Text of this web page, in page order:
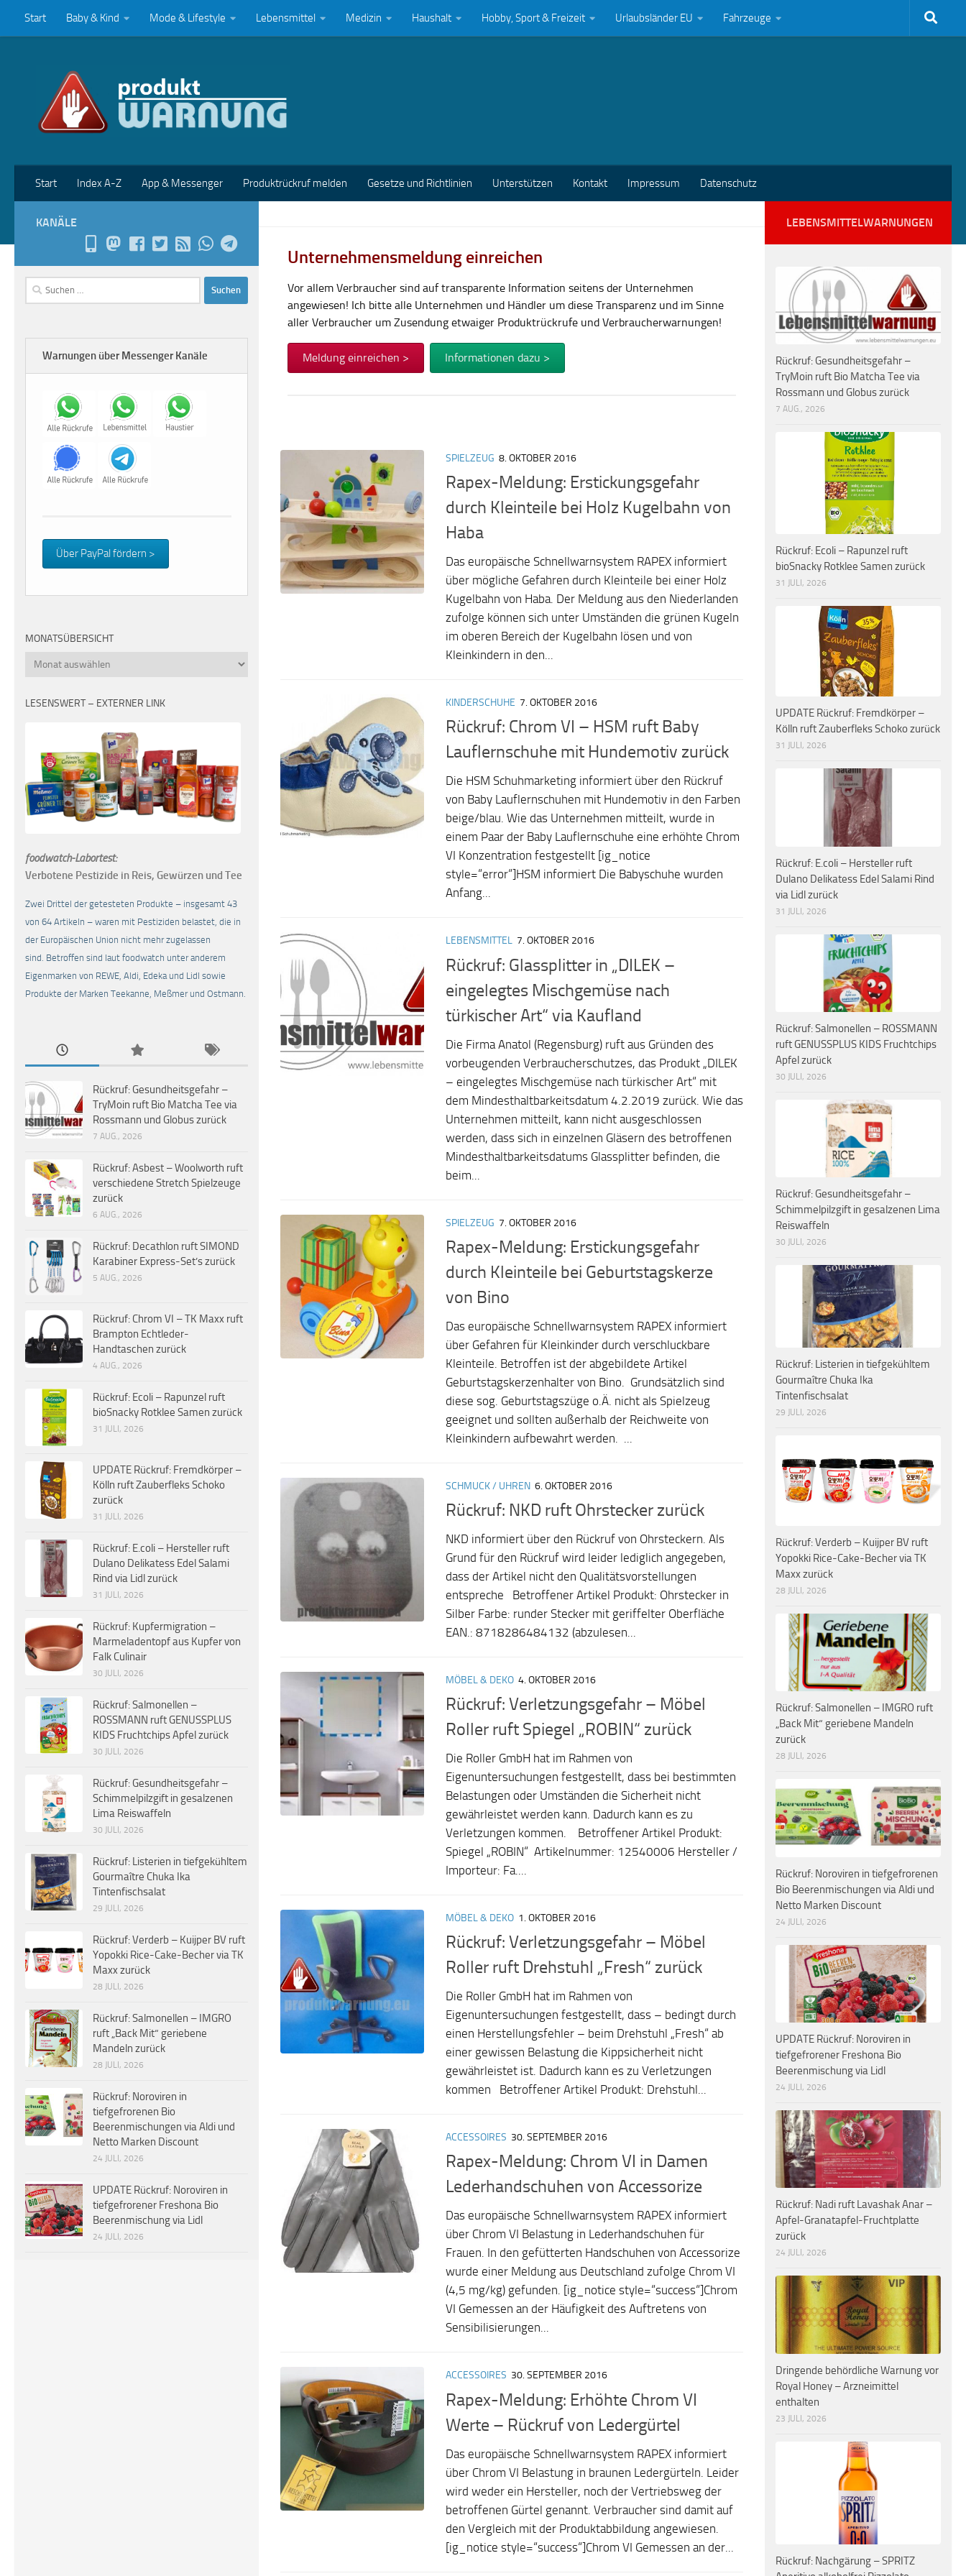
Zum Inhalt springen
Start Baby & Kind Mode & Lifestyle Lebensmittel Medizin Haushalt Hobby, Sport & Freizeit Urlaubsländer EU Fahrzeuge
Start Index A-Z App & Messenger Produktrückruf melden Gesetze und Richtlinien Unterstützen Kontakt Impressum Datenschutz
Unternehmensmeldung einreichen
Vor allem Verbraucher sind auf transparente Information seitens der Unternehmen
angewiesen! Ich bitte alle Unternehmen und Händler um diese Transparenz und im Sinne
aller Verbraucher um Zusendung etwaiger Produktrückrufe und Verbraucherwarnungen!
Meldung einreichen > Informationen dazu >
SPIELZEUG 8. OKTOBER 2016
Rapex-Meldung: Erstickungsgefahr
durch Kleinteile bei Holz Kugelbahn von
Haba
Das europäische Schnellwarnsystem RAPEX informiert
über mögliche Gefahren durch Kleinteile bei einer Holz
Kugelbahn von Haba. Der Meldung aus den Niederlanden
zufolge können sich unter Umständen die grünen Kugeln
im oberen Bereich der Kugelbahn lösen und von
Kleinkindern in den...
KINDERSCHUHE 7. OKTOBER 2016
Rückruf: Chrom VI – HSM ruft Baby
Lauflernschuhe mit Hundemotiv zurück
Die HSM Schuhmarketing informiert über den Rückruf
von Baby Lauflernschuhen mit Hundemotiv in den Farben
beige/blau. Wie das Unternehmen mitteilt, wurde in
einem Paar der Baby Lauflernschuhe eine erhöhte Chrom
VI Konzentration festgestellt [ig_notice
style=“error“]HSM informiert Die Babyschuhe wurden
Anfang...
LEBENSMITTEL 7. OKTOBER 2016
Rückruf: Glassplitter in „DILEK –
eingelegtes Mischgemüse nach
türkischer Art“ via Kaufland
Die Firma Anatol (Regensburg) ruft aus Gründen des
vorbeugenden Verbraucherschutzes, das Produkt „DILEK
– eingelegtes Mischgemüse nach türkischer Art“ mit
dem Mindesthaltbarkeitsdatum 4.2.2019 zurück. Wie das
Unternehmen mitteilt, kann nicht ausgeschlossen
werden, dass sich in einzelnen Gläsern des betroffenen
Mindesthaltbarkeitsdatums Glassplitter befinden, die
beim...
SPIELZEUG 7. OKTOBER 2016
Rapex-Meldung: Erstickungsgefahr
durch Kleinteile bei Geburtstagskerze
von Bino
Das europäische Schnellwarnsystem RAPEX informiert
über Gefahren für Kleinkinder durch verschluckbare
Kleinteile. Betroffen ist der abgebildete Artikel
Geburtstagskerzenhalter von Bino. Grundsätzlich sind
diese sog. Geburtstagszüge o.Ä. nicht als Spielzeug
geeignet und sollten außerhalb der Reichweite von
Kleinkindern aufbewahrt werden. ...
SCHMUCK / UHREN 6. OKTOBER 2016
Rückruf: NKD ruft Ohrstecker zurück
NKD informiert über den Rückruf von Ohrsteckern. Als
Grund für den Rückruf wird leider lediglich angegeben,
dass der Artikel nicht den Qualitätsvorstellungen
entspreche Betroffener Artikel Produkt: Ohrstecker in
Silber Farbe: runder Stecker mit geriffelter Oberfläche
EAN.: 8718286484132 (abzulesen...
MÖBEL & DEKO 4. OKTOBER 2016
Rückruf: Verletzungsgefahr – Möbel
Roller ruft Spiegel „ROBIN“ zurück
Die Roller GmbH hat im Rahmen von
Eigenuntersuchungen festgestellt, dass bei bestimmten
Belastungen oder Umständen die Sicherheit nicht
gewährleistet werden kann. Dadurch kann es zu
Verletzungen kommen. Betroffener Artikel Produkt:
Spiegel „ROBIN“ Artikelnummer: 12540006 Hersteller /
Importeur: Fa....
MÖBEL & DEKO 1. OKTOBER 2016
Rückruf: Verletzungsgefahr – Möbel
Roller ruft Drehstuhl „Fresh“ zurück
Die Roller GmbH hat im Rahmen von
Eigenuntersuchungen festgestellt, dass – bedingt durch
einen Herstellungsfehler – beim Drehstuhl „Fresh“ ab
einer gewissen Belastung die Kippsicherheit nicht
gewährleistet ist. Dadurch kann es zu Verletzungen
kommen Betroffener Artikel Produkt: Drehstuhl...
ACCESSOIRES 30. SEPTEMBER 2016
Rapex-Meldung: Chrom VI in Damen
Lederhandschuhen von Accessorize
Das europäische Schnellwarnsystem RAPEX informiert
über Chrom VI Belastung in Lederhandschuhen für
Frauen. In den gefütterten Handschuhen von Accessorize
wurde einer Meldung aus Deutschland zufolge Chrom VI
(4,5 mg/kg) gefunden. [ig_notice style=“success“]Chrom
VI Gemessen an der Häufigkeit des Auftretens von
Sensibilisierungen...
ACCESSOIRES 30. SEPTEMBER 2016
Rapex-Meldung: Erhöhte Chrom VI
Werte – Rückruf von Ledergürtel
Das europäische Schnellwarnsystem RAPEX informiert
über Chrom VI Belastung in braunen Ledergürteln. Leider
wird weder ein Hersteller, noch der Vertriebsweg der
betroffenen Gürtel genannt. Verbraucher sind damit auf
den Vergleich mit der Produktabbildung angewiesen.
[ig_notice style=“success“]Chrom VI Gemessen an der...
KANÄLE
Suchen
nach:
Warnungen über Messenger Kanäle
Über PayPal fördern >
MONATSÜBERSICHT
Monatsübersicht
LESENSWERT – EXTERNER LINK
foodwatch-Labortest:
Verbotene Pestizide in Reis, Gewürzen und Tee
Zwei Drittel der getesteten Produkte – insgesamt 43
von 64 Artikeln – waren mit Pestiziden belastet, die in
der Europäischen Union nicht mehr zugelassen
sind. Betroffen sind laut foodwatch unter anderem
Eigenmarken von REWE, Aldi, Edeka und Lidl sowie
Produkte der Marken Teekanne, Meßmer und Ostmann.
Rückruf: Gesundheitsgefahr –
TryMoin ruft Bio Matcha Tee via
Rossmann und Globus zurück
7 AUG., 2026
Rückruf: Asbest – Woolworth ruft
verschiedene Stretch Spielzeuge
zurück
6 AUG., 2026
Rückruf: Decathlon ruft SIMOND
Karabiner Express-Set’s zurück
5 AUG., 2026
Rückruf: Chrom VI – TK Maxx ruft
Brampton Echtleder-
Handtaschen zurück
4 AUG., 2026
Rückruf: Ecoli – Rapunzel ruft
bioSnacky Rotklee Samen zurück
31 JULI, 2026
UPDATE Rückruf: Fremdkörper –
Kölln ruft Zauberfleks Schoko
zurück
31 JULI, 2026
Rückruf: E.coli – Hersteller ruft
Dulano Delikatess Edel Salami
Rind via Lidl zurück
31 JULI, 2026
Rückruf: Kupfermigration –
Marmeladentopf aus Kupfer von
Falk Culinair
30 JULI, 2026
Rückruf: Salmonellen –
ROSSMANN ruft GENUSSPLUS
KIDS Fruchtchips Apfel zurück
30 JULI, 2026
Rückruf: Gesundheitsgefahr –
Schimmelpilzgift in gesalzenen
Lima Reiswaffeln
30 JULI, 2026
Rückruf: Listerien in tiefgekühltem
Gourmaître Chuka Ika
Tintenfischsalat
29 JULI, 2026
Rückruf: Verderb – Kuijper BV ruft
Yopokki Rice-Cake-Becher via TK
Maxx zurück
28 JULI, 2026
Rückruf: Salmonellen – IMGRO
ruft „Back Mit“ geriebene
Mandeln zurück
28 JULI, 2026
Rückruf: Noroviren in
tiefgefrorenen Bio
Beerenmischungen via Aldi und
Netto Marken Discount
24 JULI, 2026
UPDATE Rückruf: Noroviren in
tiefgefrorener Freshona Bio
Beerenmischung via Lidl
24 JULI, 2026
LEBENSMITTELWARNUNGEN
Rückruf: Gesundheitsgefahr –
TryMoin ruft Bio Matcha Tee via
Rossmann und Globus zurück
7 AUG., 2026
Rückruf: Ecoli – Rapunzel ruft
bioSnacky Rotklee Samen zurück
31 JULI, 2026
UPDATE Rückruf: Fremdkörper –
Kölln ruft Zauberfleks Schoko zurück
31 JULI, 2026
Rückruf: E.coli – Hersteller ruft
Dulano Delikatess Edel Salami Rind
via Lidl zurück
31 JULI, 2026
Rückruf: Salmonellen – ROSSMANN
ruft GENUSSPLUS KIDS Fruchtchips
Apfel zurück
30 JULI, 2026
Rückruf: Gesundheitsgefahr –
Schimmelpilzgift in gesalzenen Lima
Reiswaffeln
30 JULI, 2026
Rückruf: Listerien in tiefgekühltem
Gourmaître Chuka Ika
Tintenfischsalat
29 JULI, 2026
Rückruf: Verderb – Kuijper BV ruft
Yopokki Rice-Cake-Becher via TK
Maxx zurück
28 JULI, 2026
Rückruf: Salmonellen – IMGRO ruft
„Back Mit“ geriebene Mandeln
zurück
28 JULI, 2026
Rückruf: Noroviren in tiefgefrorenen
Bio Beerenmischungen via Aldi und
Netto Marken Discount
24 JULI, 2026
UPDATE Rückruf: Noroviren in
tiefgefrorener Freshona Bio
Beerenmischung via Lidl
24 JULI, 2026
Rückruf: Nadi ruft Lavashak Anar –
Apfel-Granatapfel-Fruchtplatte
zurück
24 JULI, 2026
Dringende behördliche Warnung vor
Royal Honey – Arzneimittel
enthalten
23 JULI, 2026
Rückruf: Nachgärung – SPRITZ